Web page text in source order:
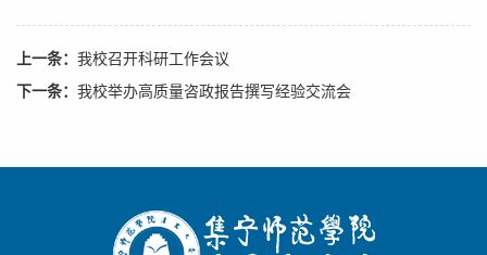
上一条： 我校召开科研工作会议
下一条： 我校举办高质量咨政报告撰写经验交流会